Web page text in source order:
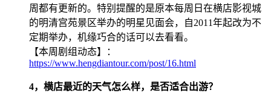
周都有更新的。特别提醒的是原本每周日在横店影视城
的明清宫苑景区举办的明星见面会，自2011年起改为不
定期举办，机缘巧合的话可以去看看。
【本周剧组动态】：
https://www.hengdiantour.com/post/16.html
4，横店最近的天气怎么样，是否适合出游？